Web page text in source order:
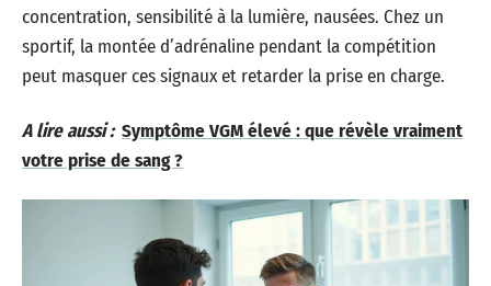
concentration, sensibilité à la lumière, nausées. Chez un
sportif, la montée d’adrénaline pendant la compétition
peut masquer ces signaux et retarder la prise en charge.
A lire aussi : Symptôme VGM élevé : que révèle vraiment
votre prise de sang ?